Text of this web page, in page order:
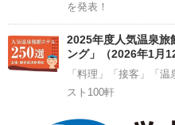
を発表！
2025年度人気温泉旅
ング」（2026年1月
「料理」「接客」「
スト100軒